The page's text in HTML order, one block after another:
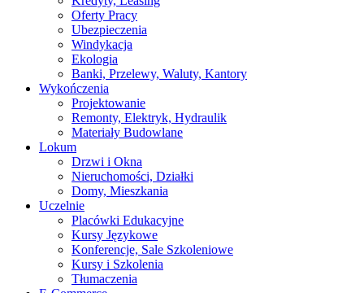
Oferty Pracy
Ubezpieczenia
Windykacja
Ekologia
Banki, Przelewy, Waluty, Kantory
Wykończenia
Projektowanie
Remonty, Elektryk, Hydraulik
Materiały Budowlane
Lokum
Drzwi i Okna
Nieruchomości, Działki
Domy, Mieszkania
Uczelnie
Placówki Edukacyjne
Kursy Językowe
Konferencje, Sale Szkoleniowe
Kursy i Szkolenia
Tłumaczenia